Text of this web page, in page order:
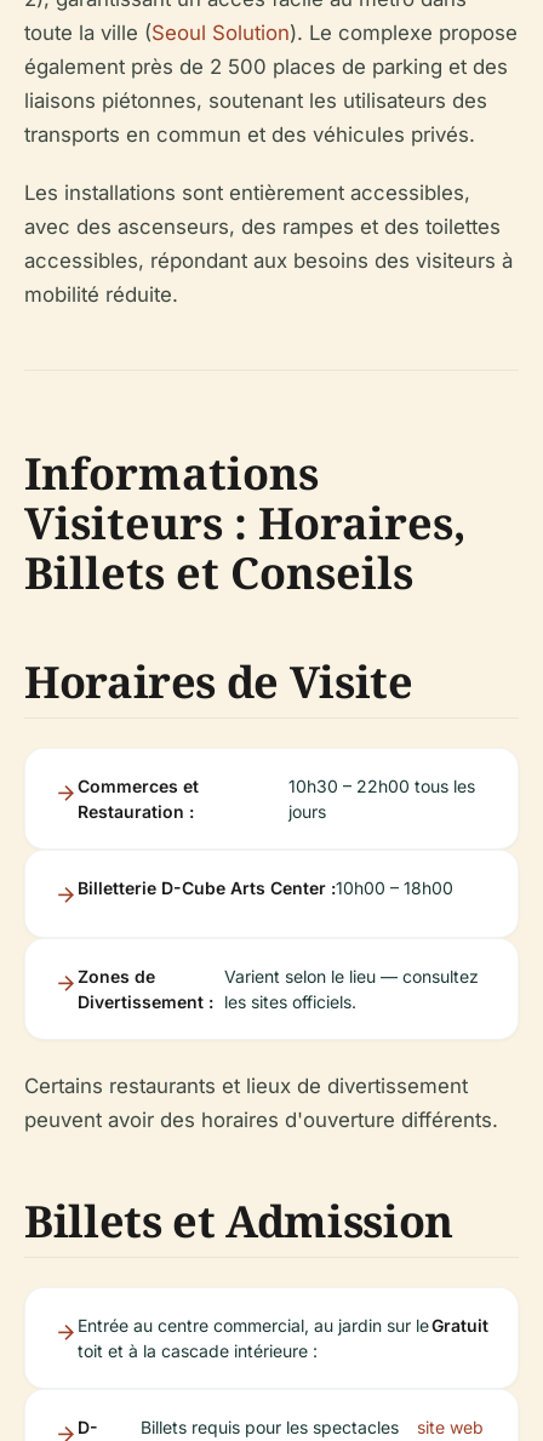
toute la ville (Seoul Solution). Le complexe propose
également près de 2 500 places de parking et des
liaisons piétonnes, soutenant les utilisateurs des
transports en commun et des véhicules privés.
Les installations sont entièrement accessibles,
avec des ascenseurs, des rampes et des toilettes
accessibles, répondant aux besoins des visiteurs à
mobilité réduite.
Informations
Visiteurs : Horaires,
Billets et Conseils
Horaires de Visite
Commerces et
Restauration :
10h30 – 22h00 tous les
jours
Billetterie D-Cube Arts Center :10h00 – 18h00
Zones de
Divertissement :
Varient selon le lieu — consultez
les sites officiels.
Certains restaurants et lieux de divertissement
peuvent avoir des horaires d'ouverture différents.
Billets et Admission
Entrée au centre commercial, au jardin sur le
toit et à la cascade intérieure :
Gratuit
D-
Billets requis pour les spectacles
site web